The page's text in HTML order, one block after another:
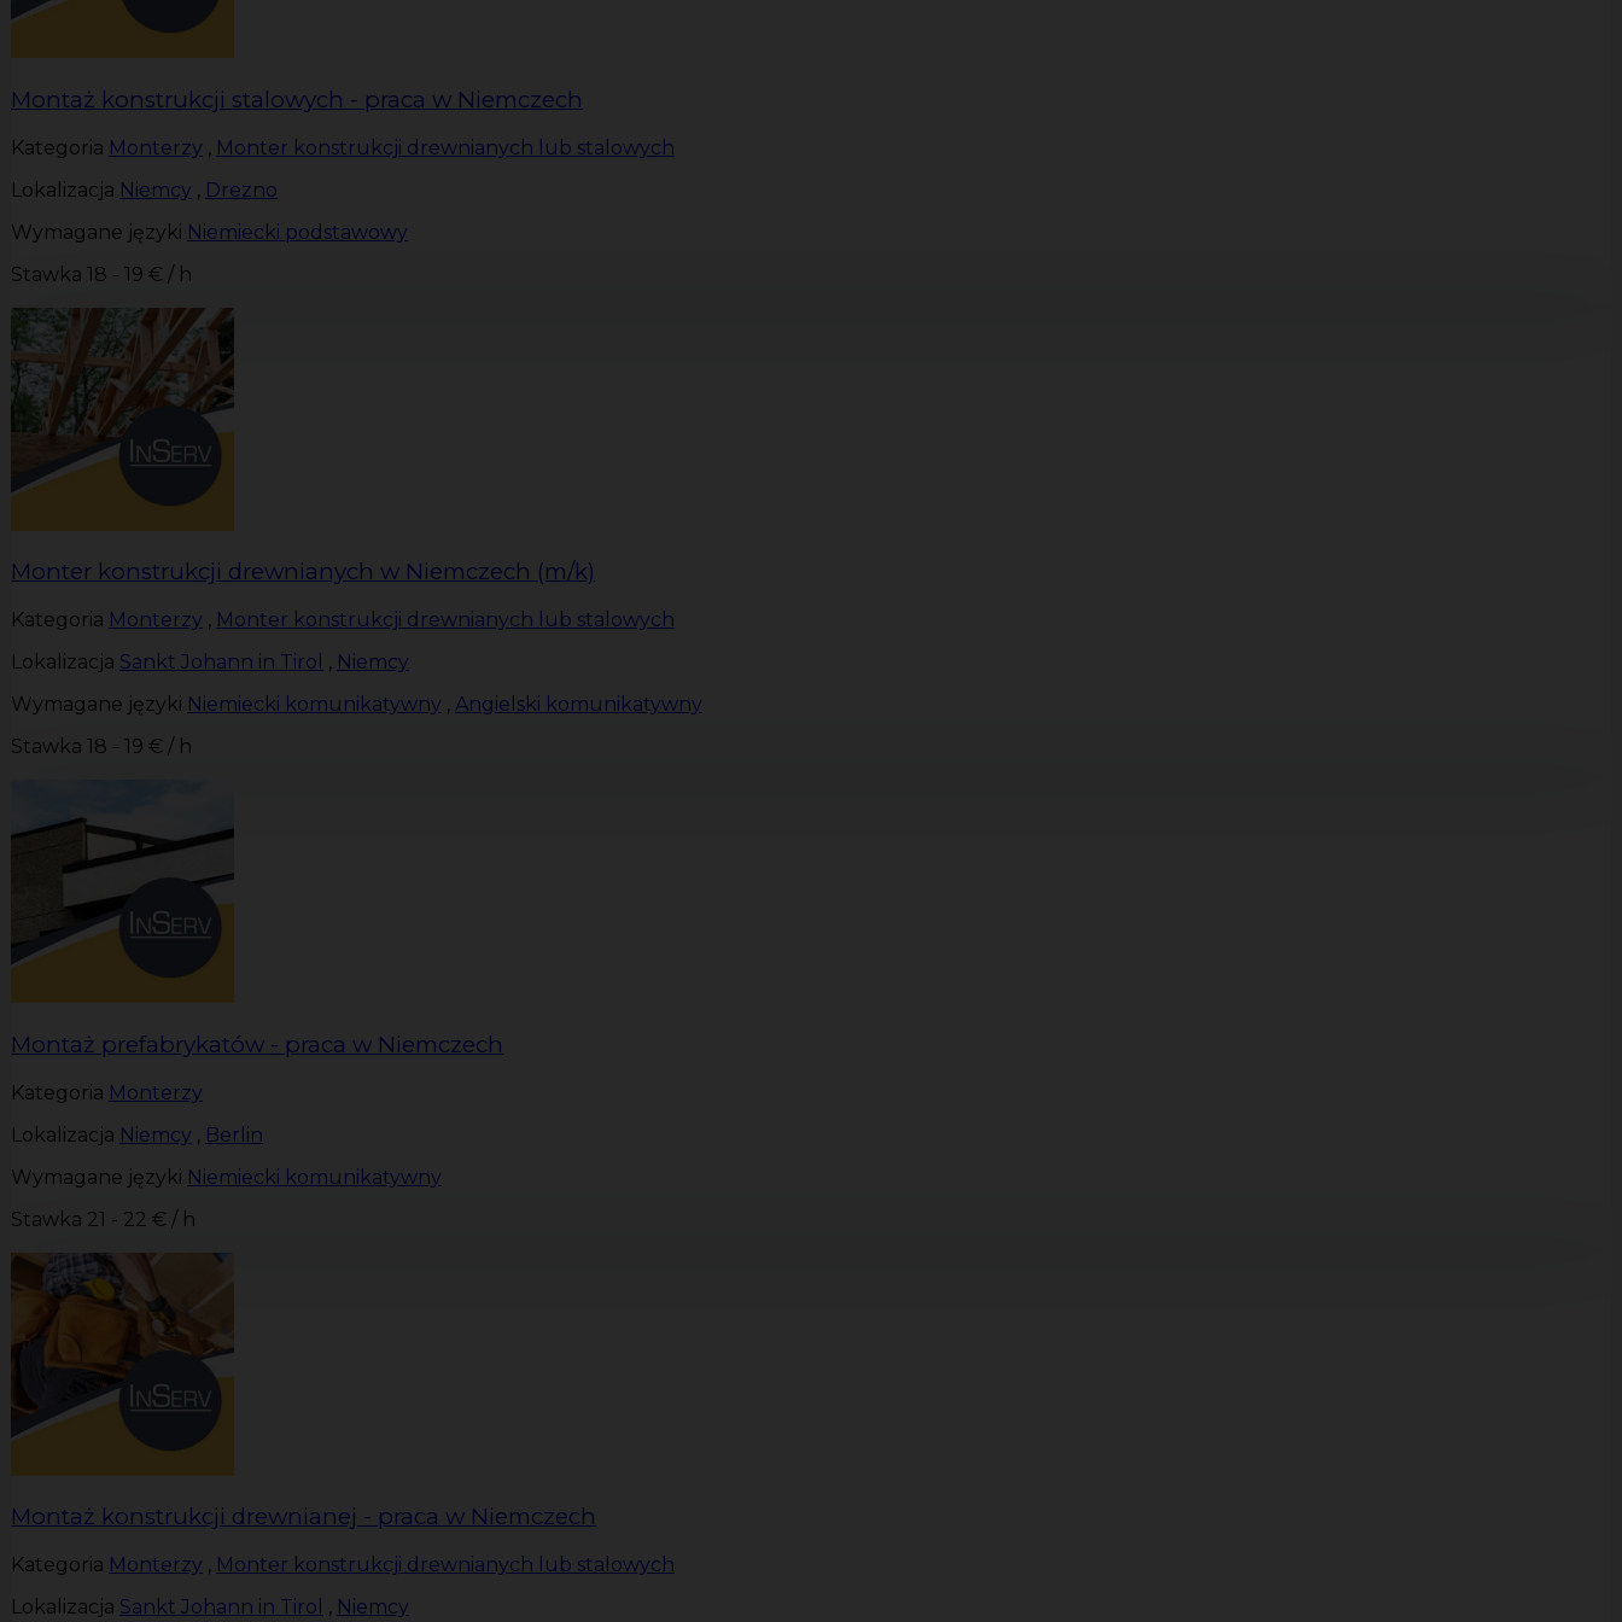
Montaż konstrukcji stalowych - praca w Niemczech
Kategoria Monterzy , Monter konstrukcji drewnianych lub stalowych
Lokalizacja Niemcy , Drezno
Wymagane języki Niemiecki podstawowy
Stawka 18 - 19 € / h
Monter konstrukcji drewnianych w Niemczech (m/k)
Kategoria Monterzy , Monter konstrukcji drewnianych lub stalowych
Lokalizacja Sankt Johann in Tirol , Niemcy
Wymagane języki Niemiecki komunikatywny , Angielski komunikatywny
Stawka 18 - 19 € / h
Montaż prefabrykatów - praca w Niemczech
Kategoria Monterzy
Lokalizacja Niemcy , Berlin
Wymagane języki Niemiecki komunikatywny
Stawka 21 - 22 € / h
Montaż konstrukcji drewnianej - praca w Niemczech
Kategoria Monterzy , Monter konstrukcji drewnianych lub stalowych
Lokalizacja Sankt Johann in Tirol , Niemcy